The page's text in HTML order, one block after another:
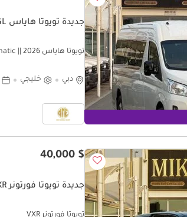
جديدة تويوتا هاياس GL
تويوتا هاياس GL Hiace 3.5 GL || Automatic || 2026
دبي خليجي
$ 40,000
جديدة تويوتا فورتونر VXR
تويوتا فورتونر VXR